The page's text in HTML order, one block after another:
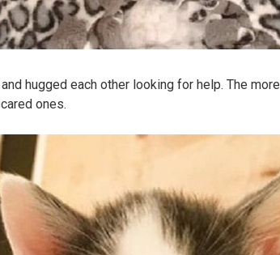
hugged each other looking for help. The more
ones.